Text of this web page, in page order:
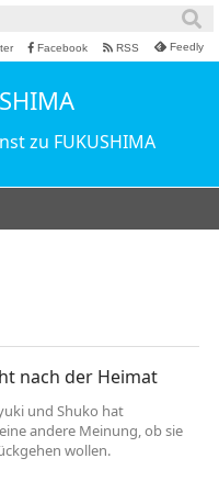
zu FUKUSHIMA
Facebook RSS Feedly
nach der Heimat
und Shuko hat
andere Meinung, ob sie
wollen.